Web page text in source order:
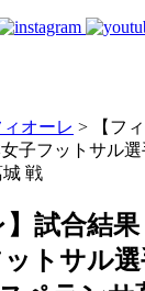
ィオーレ >
【フ
子フットサル
戦
】試合結
トサル